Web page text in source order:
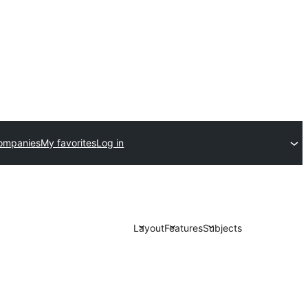
My favoritesLog in
LayoutFeaturesSubjects